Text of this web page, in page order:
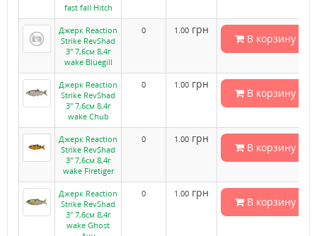
fast fall Hitch
Джерк Reaction
Strike RevShad
3" 7,6см 8,4г
wake Bluegill
0 1.00 грн
В корзину
Джерк Reaction
Strike RevShad
3" 7,6см 8,4г
wake Chub
0 1.00 грн
В корзину
Джерк Reaction
Strike RevShad
3" 7,6см 8,4г
wake Firetiger
0 1.00 грн
В корзину
Джерк Reaction
Strike RevShad
3" 7,6см 8,4г
wake Ghost
0 1.00 грн
В корзину